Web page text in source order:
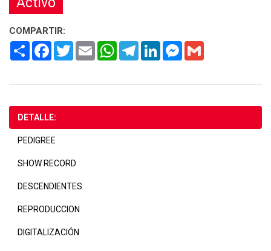
COMPARTIR:
Share FacebookTwitterEmail WhatsAppTelegramLinkedInMessenger
DETALLE:
PEDIGREE
SHOW RECORD
DESCENDIENTES
REPRODUCCION
DIGITALIZACIÓN